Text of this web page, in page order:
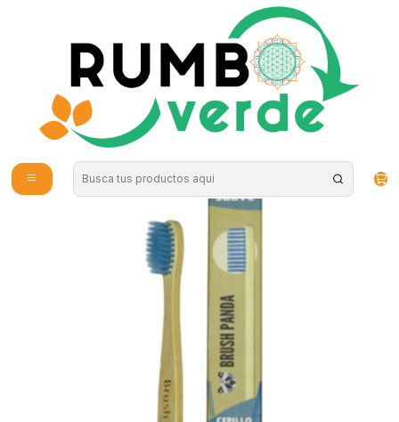
Envío gratis por compras sobre los 59.990 en la provincia de Santiago
Higiene Personal
Cepillo Niño Cerdas Suave Color Celeste BrushPanda